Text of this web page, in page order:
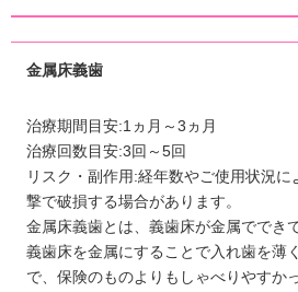
金属床義歯
治療期間目安:1ヵ月～3ヵ月
治療回数目安:3回～5回
リスク・副作用:経年数やご使用状況
撃で破損する場合があります。
金属床義歯とは、義歯床が金属ででき
義歯床を金属にすることで入れ歯を薄
で、保険のものよりもしゃべりやすか